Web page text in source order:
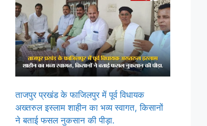
ताजपुर प्रखंड के फाजिलपुर में पूर्व विधायक
अख्तरुल इस्लाम शाहीन का भव्य स्वागत, किसानों
ने बताई फसल नुकसान की पीड़ा.